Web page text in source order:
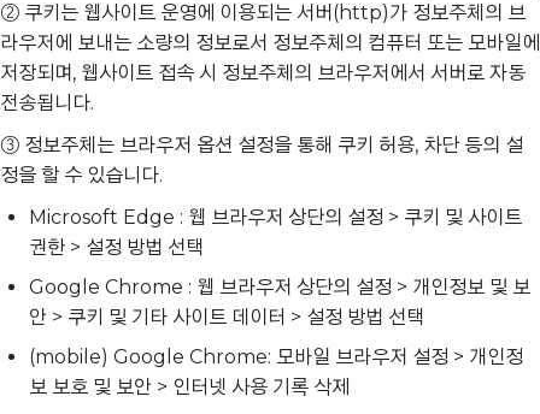
② 쿠키는 웹사이트 운영에 이용되는 서버(http)가 정보주체의 브
라우저에 보내는 소량의 정보로서 정보주체의 컴퓨터 또는 모바일에
저장되며, 웹사이트 접속 시 정보주체의 브라우저에서 서버로 자동
전송됩니다.
③ 정보주체는 브라우저 옵션 설정을 통해 쿠키 허용, 차단 등의 설
정을 할 수 있습니다.
Microsoft Edge : 웹 브라우저 상단의 설정 > 쿠키 및 사이트
권한 > 설정 방법 선택
Google Chrome : 웹 브라우저 상단의 설정 > 개인정보 및 보
안 > 쿠키 및 기타 사이트 데이터 > 설정 방법 선택
(mobile) Google Chrome: 모바일 브라우저 설정 > 개인정
보 보호 및 보안 > 인터넷 사용 기록 삭제